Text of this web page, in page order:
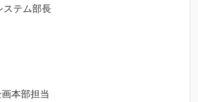
ステム部長
本部担当